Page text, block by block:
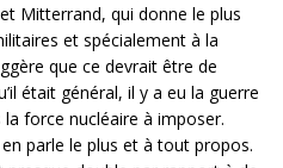
Mitterrand, qui donne le plus
et spécialement à la
que ce devrait être de
était général, il y a eu la guerre
la force nucléaire à imposer.
parle le plus et à tout propos.